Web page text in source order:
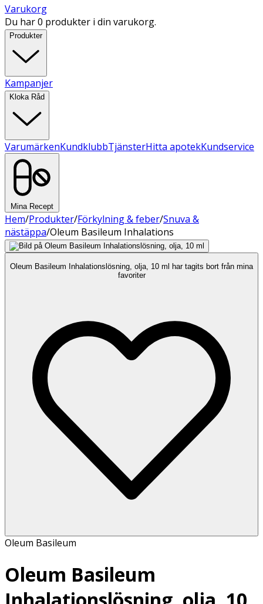
Varukorg
Du har 0 produkter i din varukorg.
Produkter
Kampanjer
Kloka Råd
VarumärkenKundklubbTjänsterHitta apotekKundservice
Mina Recept
Hem/Produkter/Förkylning & feber/Snuva &
nästäppa/Oleum Basileum Inhalations
Oleum Basileum Inhalationslösning, olja, 10 ml har tagits bort från mina
favoriter
Oleum Basileum
Oleum Basileum